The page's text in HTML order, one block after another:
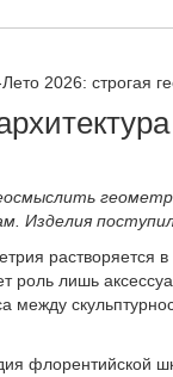
2026: строгая
Изделия
роль лишь
между
флорентийской